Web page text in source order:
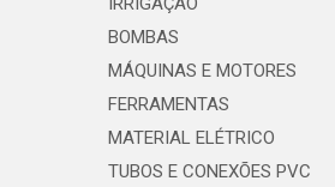
BOMBAS
MÁQUINAS E MOTORES
FERRAMENTAS
MATERIAL ELÉTRICO
TUBOS E CONEXÕES PVC